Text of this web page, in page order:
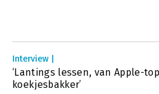
Interview |
‘Lantings lessen, van Apple-
koekjesbakker’